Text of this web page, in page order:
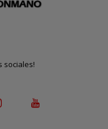
sociales!